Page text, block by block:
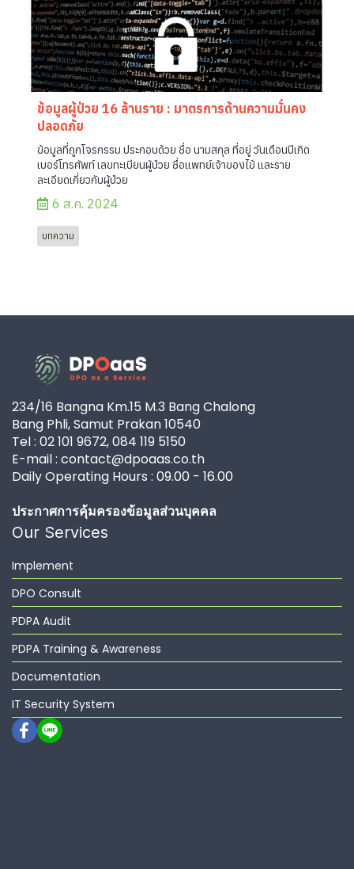
ข้อมูลผู้ป่วย 16 ล้านราย : มาตรการด้านความมั่นคง
ปลอดภัย
ข้อมูลที่ถูกโจรกรรม ประกอบด้วย ชื่อ นามสกุล ที่อยู่ วันเดือนปีเกิด
เบอร์โทรศัพท์ เลขทะเบียนผู้ป่วย ชื่อแพทย์เจ้าของไข้ และราย
ละเอียดเกี่ยวกับผู้ป่วย
6 ส.ค. 2024
บทความ
234/16 Bangna Km.15 M.3 Bang Chalong
Bang Phli, Samut Prakan 10540
Tel : 02 101 9672, 084 119 5150
E-mail : contact@dpoaas.co.th
Daily Operating Hours : 09.00 - 16.00
ประกาศการคุ้มครองข้อมูลส่วนบุคคล
Our Services
Implement
DPO Consult
PDPA Audit
PDPA Training & Awareness
Documentation
IT Security System